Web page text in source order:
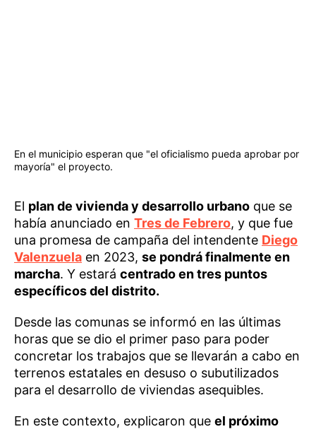
En el municipio esperan que "el oficialismo pueda aprobar por
mayoría" el proyecto.
El plan de vivienda y desarrollo urbano que se
había anunciado en Tres de Febrero, y que fue
una promesa de campaña del intendente Diego
Valenzuela en 2023, se pondrá finalmente en
marcha. Y estará centrado en tres puntos
específicos del distrito.
Desde las comunas se informó en las últimas
horas que se dio el primer paso para poder
concretar los trabajos que se llevarán a cabo en
terrenos estatales en desuso o subutilizados
para el desarrollo de viviendas asequibles.
En este contexto, explicaron que el próximo